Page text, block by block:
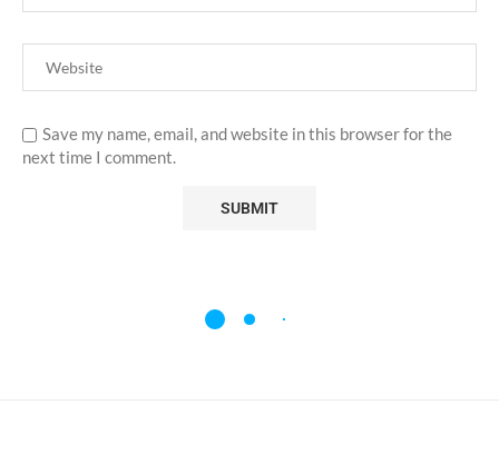
Save my name, email, and website in this browser for the
next time I comment.